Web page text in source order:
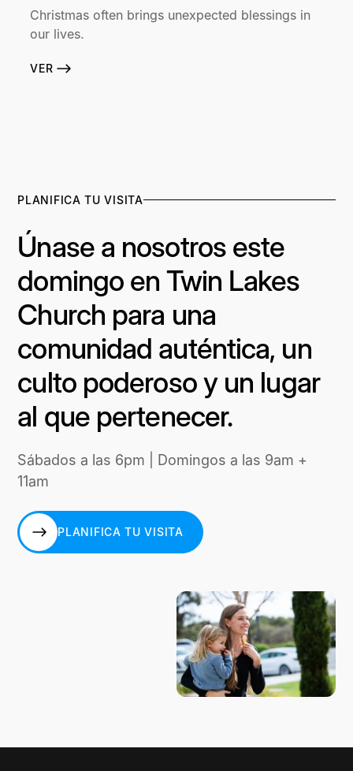
Christmas often brings unexpected blessings in
our lives.
VER
PLANIFICA TU VISITA
Únase a nosotros este
domingo en Twin Lakes
Church para una
comunidad auténtica, un
culto poderoso y un lugar
al que pertenecer.
Sábados a las 6pm | Domingos a las 9am +
11am
PLANIFICA TU VISITA